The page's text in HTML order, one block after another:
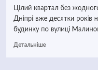
Цілий квартал без
Дніпрі вже десятки років
будинку по вулиці
Детальніше